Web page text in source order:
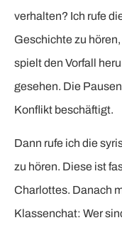
verhalten? Ich rufe
Geschichte zu
spielt den Vorfall
gesehen. Die
Konflikt beschäftigt.
Dann rufe ich die
zu hören. Diese ist
Charlottes. Danach
Klassenchat: Wer